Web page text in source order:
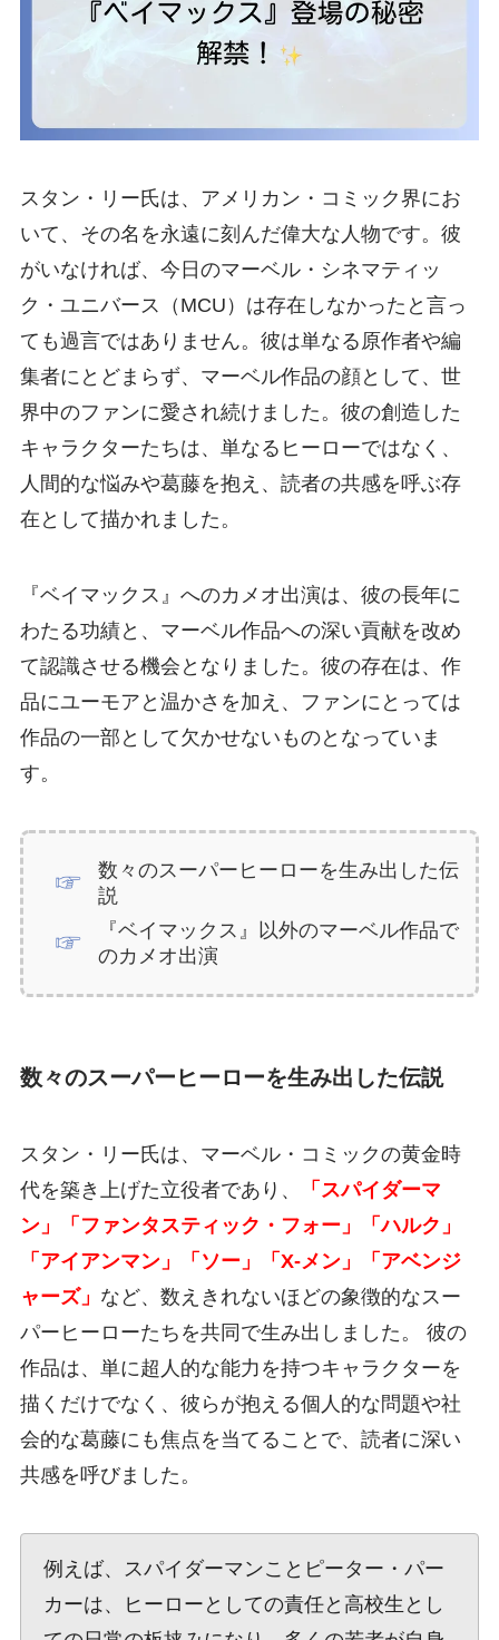
スタン・リー氏は、アメリカン・コミック界にお
いて、その名を永遠に刻んだ偉大な人物です。彼
がいなければ、今日のマーベル・シネマティッ
ク・ユニバース（MCU）は存在しなかったと言っ
ても過言ではありません。彼は単なる原作者や編
集者にとどまらず、マーベル作品の顔として、世
界中のファンに愛され続けました。彼の創造した
キャラクターたちは、単なるヒーローではなく、
人間的な悩みや葛藤を抱え、読者の共感を呼ぶ存
在として描かれました。
『ベイマックス』へのカメオ出演は、彼の長年に
わたる功績と、マーベル作品への深い貢献を改め
て認識させる機会となりました。彼の存在は、作
品にユーモアと温かさを加え、ファンにとっては
作品の一部として欠かせないものとなっていま
す。
数々のスーパーヒーローを生み出した伝
説
『ベイマックス』以外のマーベル作品で
のカメオ出演
数々のスーパーヒーローを生み出した伝説
スタン・リー氏は、マーベル・コミックの黄金時
代を築き上げた立役者であり、
「スパイダーマ
ン」「ファンタスティック・フォー」「ハルク」
「アイアンマン」「ソー」「X-メン」「アベンジ
ャーズ」 など、数えきれないほどの象徴的なスー
パーヒーローたちを共同で生み出しました。 彼の
作品は、単に超人的な能力を持つキャラクターを
描くだけでなく、彼らが抱える個人的な問題や社
会的な葛藤にも焦点を当てることで、読者に深い
共感を呼びました。
例えば、スパイダーマンことピーター・パー
カーは、ヒーローとしての責任と高校生とし